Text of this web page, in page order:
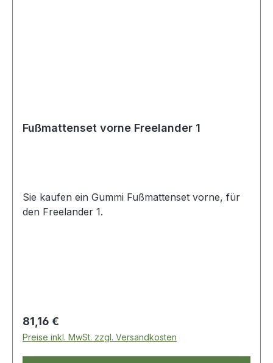
Fußmattenset vorne Freelander 1
Sie kaufen ein Gummi Fußmattenset vorne, für
den Freelander 1.
Regulärer Preis:
81,16 €
Preise inkl. MwSt. zzgl. Versandkosten